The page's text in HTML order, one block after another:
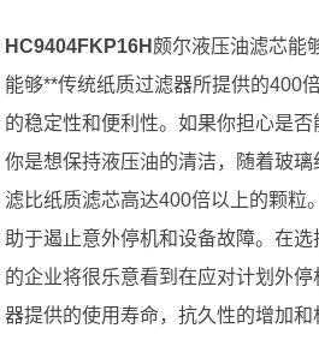
HC9404FKP16H 颇尔液压油滤芯能
能够**传统纸质过滤器所提供的400
的稳定性和便利性。如果你担心是
你是想保持液压油的清洁，随着玻
滤比纸质滤芯高达400倍以上的颗粒
助于遏止意外停机和设备故障。在
的企业将很乐意看到在应对计划外
器提供的使用寿命，抗久性的增加和